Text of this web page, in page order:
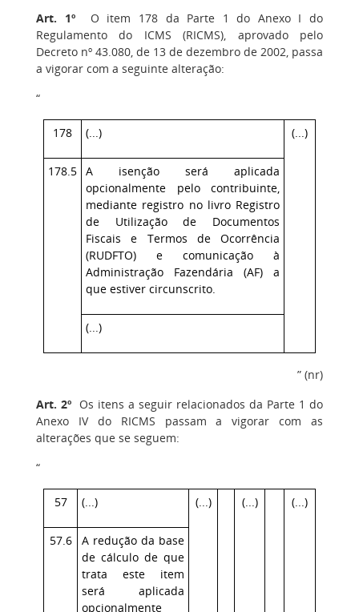
Art. 1ºO item 178 da Parte 1 do Anexo I do
Regulamento do ICMS (RICMS), aprovado pelo
Decreto nº 43.080, de 13 de dezembro de 2002, passa
a vigorar com a seguinte alteração:
“
178 (...) (...)
178.5 A isenção será aplicada
opcionalmente pelo contribuinte,
mediante registro no livro Registro
de Utilização de Documentos
Fiscais e Termos de Ocorrência
(RUDFTO) e comunicação à
Administração Fazendária (AF) a
que estiver circunscrito.
(...)
” (nr)
Art. 2º Os itens a seguir relacionados da Parte 1 do
Anexo IV do RICMS passam a vigorar com as
alterações que se seguem:
“
57 (...) (...) (...) (...)
57.6
A redução da base
de cálculo de que
trata este item
será aplicada
opcionalmente